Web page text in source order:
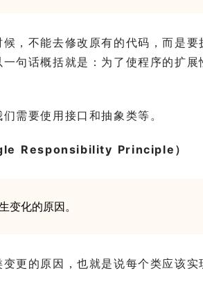
，不能去修改原有的代码，而是要
句话概括就是：为了使程序的扩展
需要使用接口和抽象类等。
Responsibility Principle）
变化的原因。
更的原因，也就是说每个类应该实